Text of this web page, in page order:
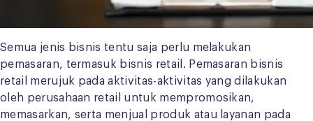
Semua jenis bisnis tentu saja perlu melakukan
pemasaran, termasuk bisnis retail. Pemasaran bisnis
retail merujuk pada aktivitas-aktivitas yang dilakukan
oleh perusahaan retail untuk mempromosikan,
memasarkan, serta menjual produk atau layanan pada